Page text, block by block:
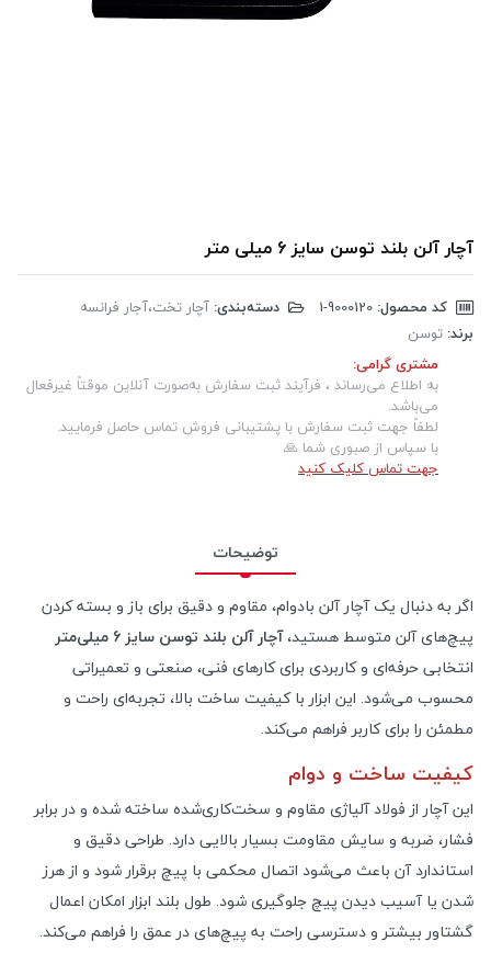
آچار آلن بلند توسن سایز 6 میلی متر
کد محصول: دسته‌بندی: آچار تخت،آجار فرانسه
برند: توسن
مشتری گرامی:
به اطلاع می‌رساند ، فرآیند ثبت سفارش به‌صورت آنلاین موقتاً غیرفعال
می‌باشد.
لطفاً جهت ثبت سفارش با پشتیبانی فروش تماس حاصل فرمایید.
با سپاس از صبوری شما 🙏
جهت تماس کلیک کنید
توضیحات
اگر به دنبال یک آچار آلن بادوام، مقاوم و دقیق برای باز و بسته کردن
پیچ‌های آلن متوسط هستید،آچار آلن بلند توسن سایز 6 میلی‌متر
انتخابی حرفه‌ای و کاربردی برای کارهای فنی، صنعتی و تعمیراتی
محسوب می‌شود. این ابزار با کیفیت ساخت بالا، تجربه‌ای راحت و
مطمئن را برای کاربر فراهم می‌کند.
کیفیت ساخت و دوام
این آچار از فولاد آلیاژی مقاوم و سخت‌کاری‌شده ساخته شده و در برابر
فشار، ضربه و سایش مقاومت بسیار بالایی دارد. طراحی دقیق و
استاندارد آن باعث می‌شود اتصال محکمی با پیچ برقرار شود و از هرز
شدن یا آسیب دیدن پیچ جلوگیری شود. طول بلند ابزار امکان اعمال
گشتاور بیشتر و دسترسی راحت به پیچ‌های در عمق را فراهم می‌کند.